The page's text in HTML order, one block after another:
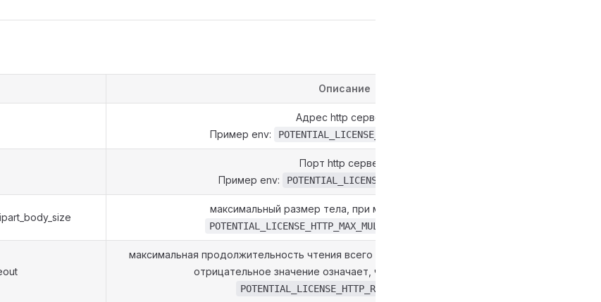
Описание
Адрес http сервера
Пример env:
POTENTIAL_LICENSE_HTTP_HOST=0.0.0.0
Порт http сервера
Пример env:
POTENTIAL_LICENSE_HTTP_PORT=6008
максимальный размер тела, при мультипарт запросах
POTENTIAL_LICENSE_HTTP_MAX_MULTIPART_BODY_SIZE=0
максимальная продолжительность чтения всего запроса, включая текст. Нулевое или
отрицательное значение означает, что тайм-аута не будет.
POTENTIAL_LICENSE_HTTP_READ_TIMEOUT=0